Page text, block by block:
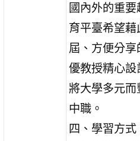
國內外的重
育平臺希望
屆、方便分
優教授精心設
將大學多元
中職。
四、學習方